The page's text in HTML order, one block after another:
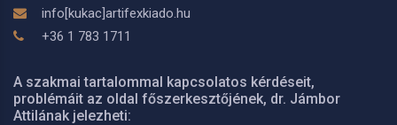
info[kukac]artifexkiado.hu
+36 1 783 1711
A szakmai tartalommal kapcsolatos kérdéseit,
problémáit az oldal főszerkesztőjének, dr. Jámbor
Attilának jelezheti: